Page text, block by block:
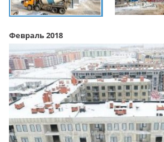
Февраль 2018